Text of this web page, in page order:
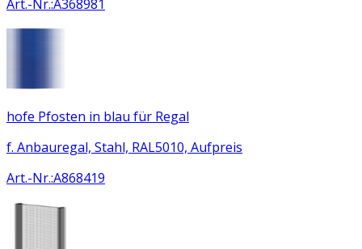
Art.-Nr.:A368981
hofe Pfosten in blau für Regal
f. Anbauregal, Stahl, RAL5010, Aufpreis
Art.-Nr.:A868419